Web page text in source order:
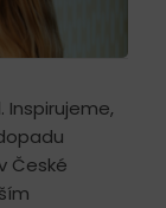
České